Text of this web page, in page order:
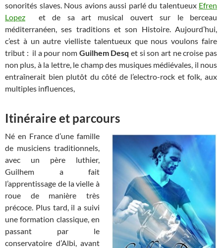
sonorités slaves. Nous avions aussi parlé du talentueux Efren
Lopez et de sa art musical ouvert sur le berceau
méditerranéen, ses traditions et son Histoire. Aujourd’hui,
c’est à un autre vielliste talentueux que nous voulons faire
tribut : il a pour nom Guilhem Desqet si son art ne croise pas
non plus, à la lettre, le champ des musiques médiévales, il nous
entraînerait bien plutôt du côté de l’electro-rock et folk, aux
multiples influences,
Itinéraire et parcours
Né en France d’une famille
de musiciens traditionnels,
avec un père luthier,
Guilhem a fait
l’apprentissage de la vielle à
roue de manière très
précoce. Plus tard, il a suivi
une formation classique, en
passant par le
conservatoire d’Albi, avant